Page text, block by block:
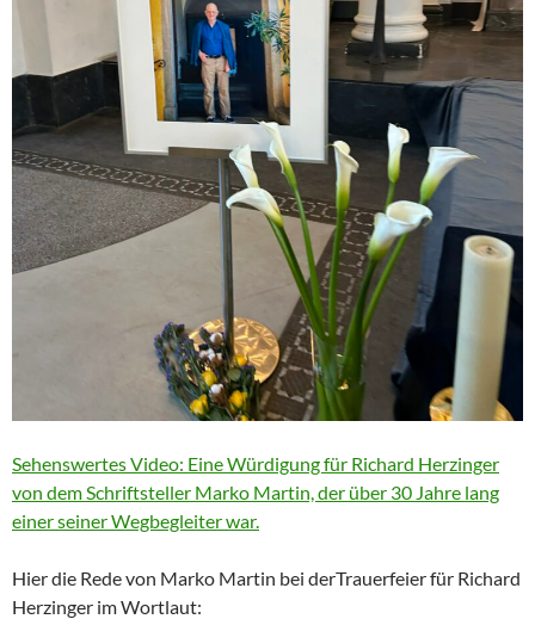
Sehenswertes Video: Eine Würdigung für Richard Herzinger
von dem Schriftsteller Marko Martin, der über 30 Jahre lang
einer seiner Wegbegleiter war.
Hier die Rede von Marko Martin bei derTrauerfeier für Richard
Herzinger im Wortlaut: